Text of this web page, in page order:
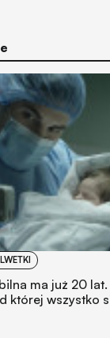
ma już 20 lat.
której wszystko